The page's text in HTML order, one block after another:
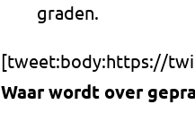
graden.
[tweet:body:https://
Waar wordt over